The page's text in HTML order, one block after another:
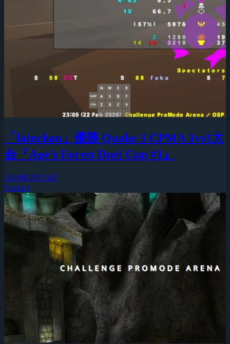
「lainchan」優勝 Quake 3 CPMA 1vs1大
会『Age’s Forest Duel Cup #1』
2026年2月23日
Quake3